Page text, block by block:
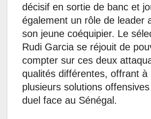
décisif en sortie de banc et
également un rôle de leader
son jeune coéquipier. Le
Rudi Garcia se réjouit de
compter sur ces deux
qualités différentes, offrant à
plusieurs solutions
duel face au Sénégal.